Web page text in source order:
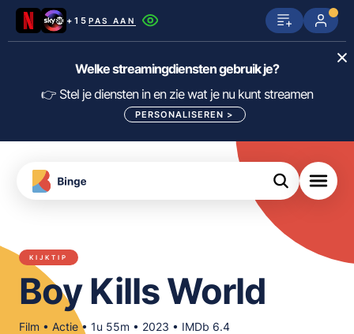
+15 PAS AAN
Netflix SkyShowtime Prime Video
Disney+ Videoland HBO Max
Viaplay Apple TV
KIJK
meJane
FILTER FILMS EN SERIES OP MIJN
DIENSTEN
Welke streamingdiensten gebruik je?
👉 Stel je diensten in en zie wat je nu kunt streamen
PERSONALISEREN >
Download
de
App
KIJKTIP
Boy Kills World
Film • Actie • 1u 55m • 2023 • IMDb 6.4